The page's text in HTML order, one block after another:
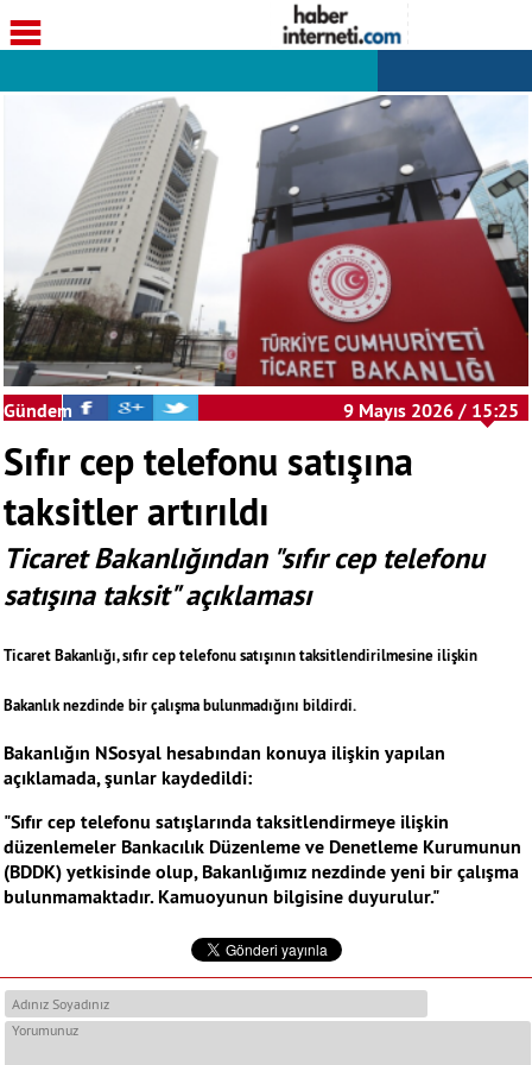
Gündem 9 Mayıs 2026 / 15:25
Sıfır cep telefonu satışına
taksitler artırıldı
Ticaret Bakanlığından "sıfır cep telefonu
satışına taksit" açıklaması
Ticaret Bakanlığı, sıfır cep telefonu satışının taksitlendirilmesine ilişkin
Bakanlık nezdinde bir çalışma bulunmadığını bildirdi.
Bakanlığın NSosyal hesabından konuya ilişkin yapılan
açıklamada, şunlar kaydedildi:
"Sıfır cep telefonu satışlarında taksitlendirmeye ilişkin
düzenlemeler Bankacılık Düzenleme ve Denetleme Kurumunun
(BDDK) yetkisinde olup, Bakanlığımız nezdinde yeni bir çalışma
bulunmamaktadır. Kamuoyunun bilgisine duyurulur."